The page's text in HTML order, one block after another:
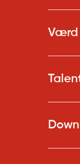
Værd